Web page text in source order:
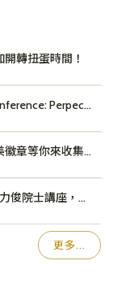
轉扭蛋時間！
From Structure to Inference: Perpectives on Neutron Scattering
觀展答題轉扭蛋！四款精美徽章等你來收集✨
3/24(二)開幕捐贈儀式及陳力俊院士講座，座位有限欲報從速！
更多...